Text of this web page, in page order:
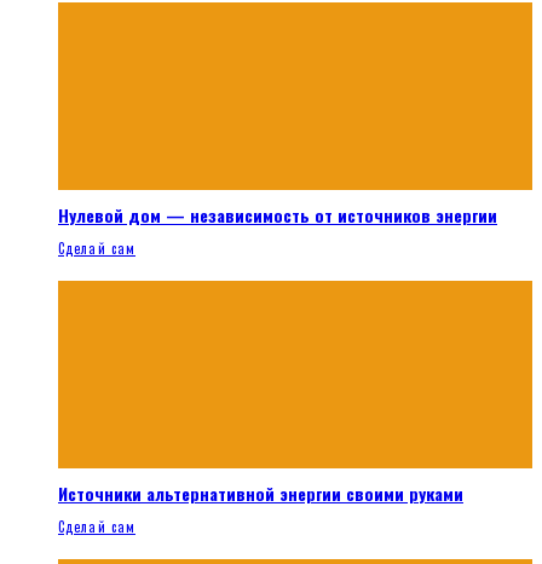
Нулевой дом — независимость от источников энергии
Сделай сам
Источники альтернативной энергии своими руками
Сделай сам